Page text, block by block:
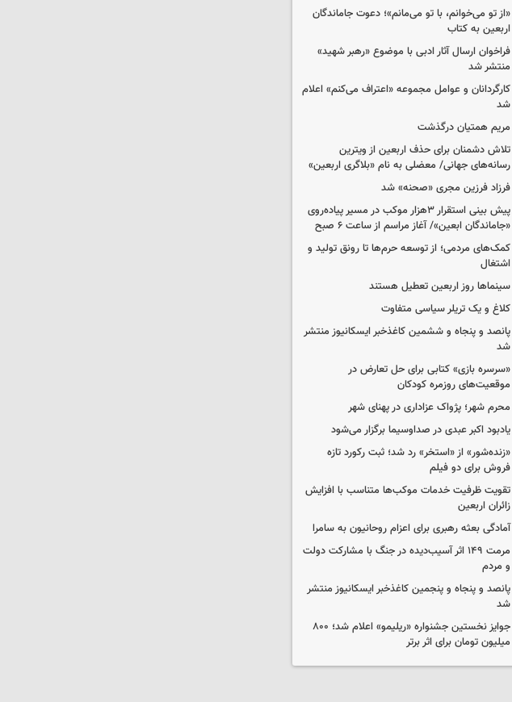
«از تو می‌خوانم، با تو می‌مانم»؛ دعوت جاماندگان
اربعین به کتاب
فراخوان ارسال آثار ادبی با موضوع «رهبر شهید»
منتشر شد
کارگردانان و عوامل مجموعه «اعتراف می‌کنم» اعلام
شد
مریم همتیان درگذشت
تلاش دشمنان برای حذف اربعین از ویترین
رسانه‌های جهانی/ معضلی به نام «بلاگری اربعین»
فرزاد فرزین مجری «صحنه» شد
پیش بینی استقرار ۳هزار موکب در مسیر پیاده‌روی
«جاماندگان ابعین»/ آغاز مراسم از ساعت ۶ صبح
کمک‌های مردمی؛ از توسعه حرم‌ها تا رونق تولید و
اشتغال
سینماها روز اربعین تعطیل هستند
کلاغ و یک تریلر سیاسی متفاوت
پانصد و پنجاه و ششمین کاغذخبر ایسکانیوز منتشر
شد
«سرسره بازی» کتابی برای حل تعارض در
موقعیت‌های روزمره کودکان
محرم شهر؛ پژواک عزاداری در پهنای شهر
یادبود اکبر عبدی در صداوسیما برگزار می‌شود
«زنده‌شور» از «استخر» رد شد؛ ثبت رکورد تازه
فروش برای دو فیلم
تقویت ظرفیت خدمات موکب‌ها متناسب با افزایش
زائران اربعین
آمادگی بعثه رهبری برای اعزام روحانیون به سامرا
مرمت ۱۴۹ اثر آسیب‌دیده در جنگ با مشارکت دولت
و مردم
پانصد و پنجاه و پنجمین کاغذخبر ایسکانیوز منتشر
شد
جوایز نخستین جشنواره «ریلیمو» اعلام شد؛ ۸۰۰
میلیون تومان برای اثر برتر